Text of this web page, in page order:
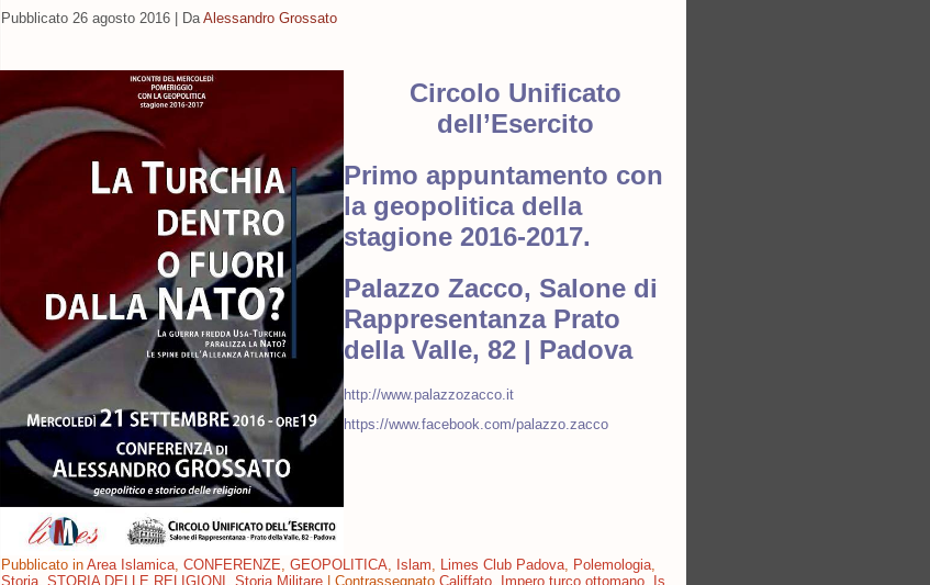
Pubblicato 26 agosto 2016 Da Alessandro Grossato
Circolo Unificato
dell’Esercito
Primo appuntamento con
la geopolitica della
stagione 2016-2017.
Palazzo Zacco, Salone di
Rappresentanza Prato
della Valle, 82 | Padova
http://www.palazzozacco.it
https://www.facebook.com/palazzo.zacco
Pubblicato in Area Islamica, CONFERENZE, GEOPOLITICA, Islam, Limes Club Padova, Polemologia,
Storia, STORIA DELLE RELIGIONI , Storia Militare Contrassegnato Califfato, Impero turco ottomano, Is,